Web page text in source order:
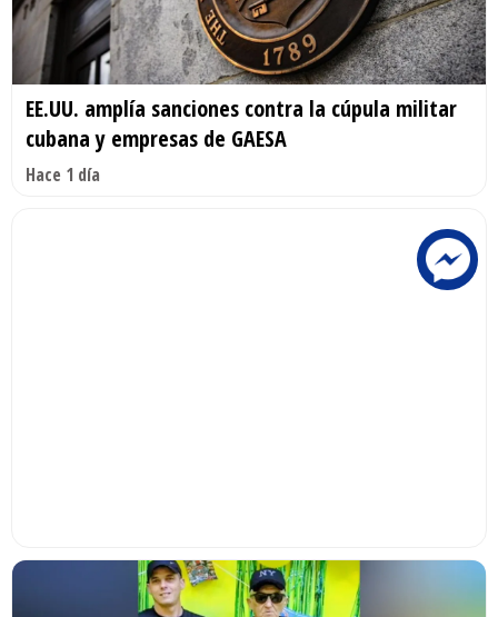
EE.UU. amplía sanciones contra la cúpula militar
cubana y empresas de GAESA
Hace 1 día